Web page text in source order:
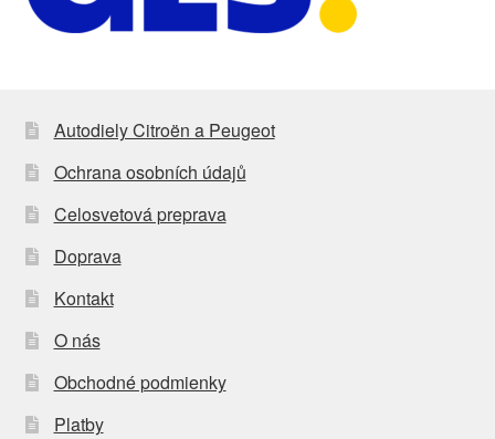
Autodiely Citroën a Peugeot
Ochrana osobních údajů
Celosvetová preprava
Doprava
Kontakt
O nás
Obchodné podmienky
Platby